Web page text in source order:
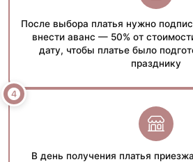
После выбора платья нужно
внести аванс — 50% от
дату, чтобы платье было
празднику
В день получения платья